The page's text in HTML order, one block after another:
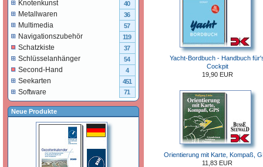
Yacht-Bordbuch - Handbuch
Cockpit
19,90 EUR
Orientierung mit Karte, Kompaß,
11,83 EUR
Knotenkunst 40
Metallwaren 36
Multimedia 57
Navigationszubehör 119
Schatzkiste 37
Schlüsselanhänger 54
Second-Hand 4
Seekarten 451
Software 71
Neue Produkte